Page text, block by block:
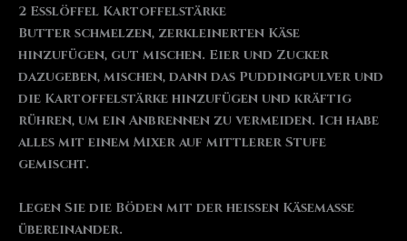
2 Esslöffel Kartoffelstärke
Butter schmelzen, zerkleinerten Käse
hinzufügen, gut mischen. Eier und Zucker
dazugeben, mischen, dann das Puddingpulver und
die Kartoffelstärke hinzufügen und kräftig
rühren, um ein Anbrennen zu vermeiden. Ich habe
alles mit einem Mixer auf mittlerer Stufe
gemischt.
Legen Sie die Böden mit der heißen Käsemasse
übereinander.